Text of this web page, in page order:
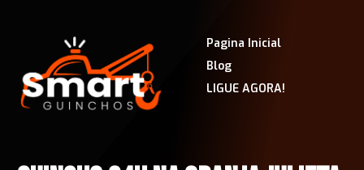
Pagina Inicial
Blog
LIGUE AGORA!